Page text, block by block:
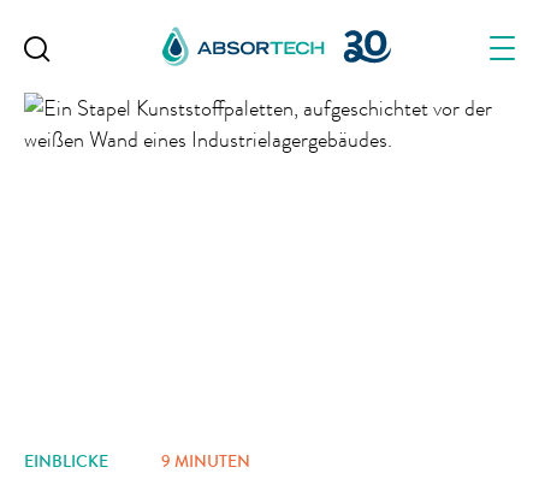
EINBLICKE 9 MINUTEN